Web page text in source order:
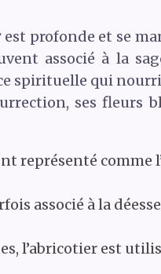
est profonde et se
associé à la
spirituelle qui
ses fleurs
représenté comme
associé à la
l’abricotier est